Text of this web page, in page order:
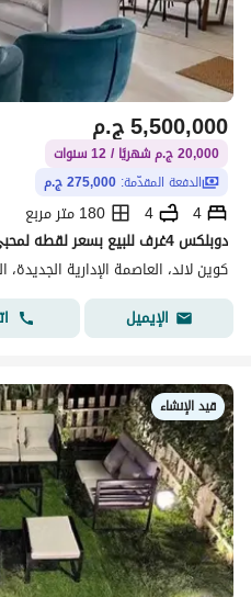
ج.م5,500,000
20,000 ج.م شهريًا / 12 سنوات
الدفعة المقدّمة: 275,000 ج.م
4
4
180 متر مربع
كوين لاند، العاصمة الإدارية الجديدة،
الإيميل
قيد الإنشاء